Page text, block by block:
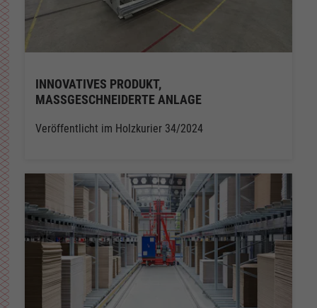
INNOVATIVES PRODUKT,
MASSGESCHNEIDERTE ANLAGE
Veröffentlicht im Holzkurier 34/2024